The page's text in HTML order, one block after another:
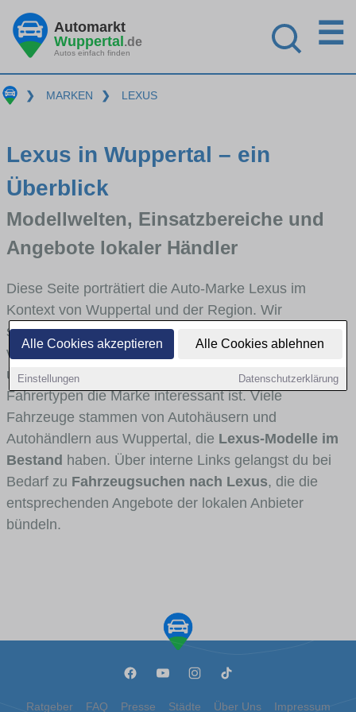
Alle Cookies akzeptieren Alle Cookies ablehnen
Einstellungen Datenschutzerklärung
Automarkt
Wuppertal.de
Autos einfach finden
☰
❯ MARKEN ❯ LEXUS
Lexus in Wuppertal – ein
Überblick
Modellwelten, Einsatzbereiche und
Angebote lokaler Händler
Diese Seite porträtiert die Auto-Marke Lexus im
Kontext von Wuppertal und der Region. Wir
skizzieren, in welchen Fahrzeugklassen Lexus stark
vertreten ist, welche Modellreihen häufig im Stadt-
und Umlandverkehr zu sehen sind und für welche
Fahrertypen die Marke interessant ist. Viele
Fahrzeuge stammen von Autohäusern und
Autohändlern aus Wuppertal, die Lexus-Modelle im
Bestand haben. Über interne Links gelangst du bei
Bedarf zu Fahrzeugsuchen nach Lexus, die die
entsprechenden Angebote der lokalen Anbieter
bündeln.
Ratgeber FAQ Presse Städte Über Uns Impressum